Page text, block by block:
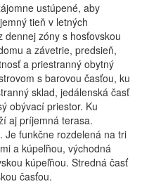
ustúpené, aby
tieň v letných
dennej zóny s hosťovskou
a závetrie, predsieň,
a priestranný obytný
s barovou časťou, ku
sklad, jedálenská časť
obývací priestor. Ku
aj príjemná terasa.
Je funkčne rozdelená na tri
a kúpeľňou, východná
kúpeľňou. Stredná časť
časťou.